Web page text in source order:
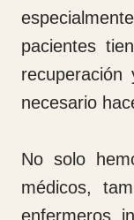
Cirujanos
Mundo (COEM) ha
Notre Dame de
quirúrgico, material
respiradores, torre
autoclave, equipo
temperatura,
quirúrgico, camas,